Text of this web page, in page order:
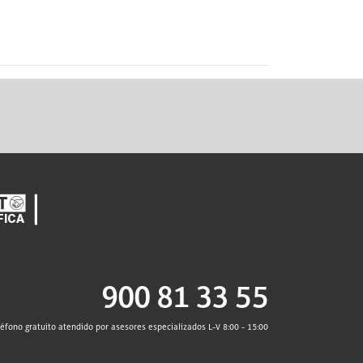
900 81 33 55
gratuito atendido por asesores especializados L-V 8:00 - 15:00